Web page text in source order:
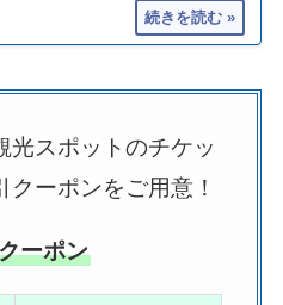
光スポットのチケッ
クーポンをご用意！
ーポン